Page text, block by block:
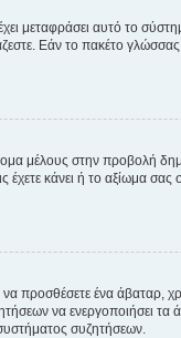
έχει μεταφράσει αυτό το
Εάν το πακέτο
μέλους στην προβολή
κάνει ή το αξίωμα
προσθέσετε ένα
να ενεργοποιήσει τα
συζητήσεων.